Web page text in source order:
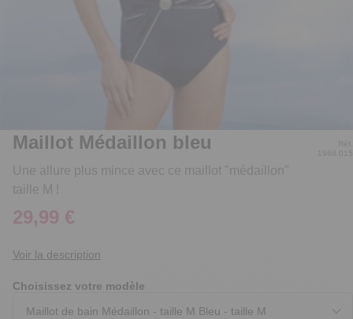
Maillot Médaillon bleu
Une allure plus mince avec ce maillot "médaillon"
taille M !
Réf.
1968.015
29,99 €
Voir la description
Choisissez votre modèle